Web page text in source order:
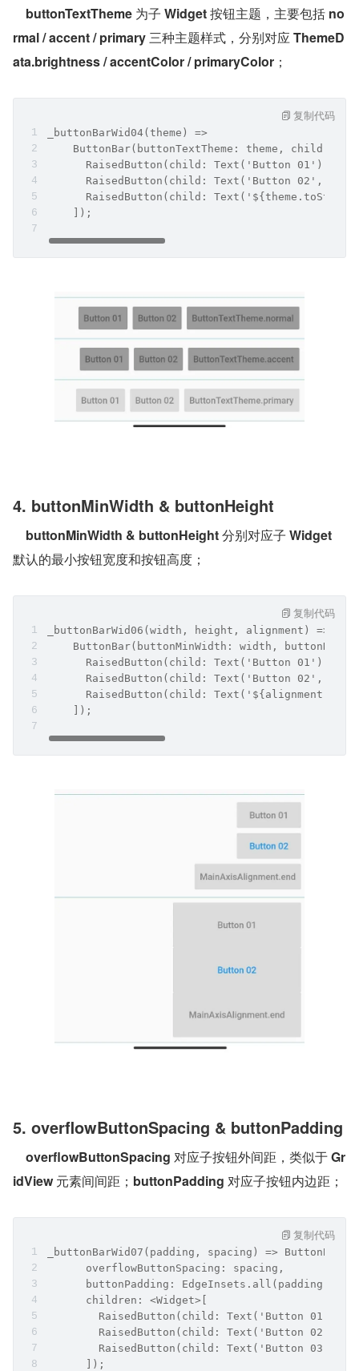
buttonTextTheme 为子 Widget 按钮主题，主要包括 no
rmal / accent / primary 三种主题样式，分别对应 ThemeD
ata.brightness / accentColor / primaryColor ；
_buttonBarWid04(theme) =>
ButtonBar(buttonTextTheme: theme, children:
RaisedButton(child: Text('Button 01'),
RaisedButton(child: Text('Button 02',
RaisedButton(child:
    ]);
复制代码
4. buttonMinWidth & buttonHeight
buttonMinWidth & buttonHeight 分别对应子 Widget
默认的最小按钮宽度和按钮高度；
_buttonBarWid06(width, height, alignment) =>
ButtonBar(buttonMinWidth: width,
RaisedButton(child: Text('Button 01'),
RaisedButton(child: Text('Button 02',
RaisedButton(child:
    ]);
复制代码
5. overflowButtonSpacing & buttonPadding
overflowButtonSpacing 对应子按钮外间距，类似于 Gr
idView 元素间间距； buttonPadding 对应子按钮内边距；
_buttonBarWid07(padding, spacing) => ButtonBar(
      overflowButtonSpacing: spacing,
      buttonPadding: EdgeInsets.all(padding),
      children: <Widget>[
RaisedButton(child: Text('Button 01'),
RaisedButton(child: Text('Button 02',
RaisedButton(child: Text('Button 03'),
      ]);
复制代码